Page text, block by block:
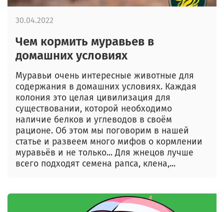
Чем кормить муравьев в
домашних условиях
Муравьи очень интересные животные для
содержания в домашних условиях. Каждая
колония это целая цивилизация для
существовании, которой необходимо
наличие белков и углеводов в своём
рационе. Об этом мы поговорим в нашей
статье и развеем много мифов о кормлении
муравьёв и не только... Для жнецов лучше
всего подходят семена рапса, клена,...
30.04.2022